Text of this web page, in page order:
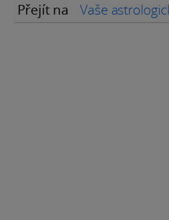
Přejít na Vaše